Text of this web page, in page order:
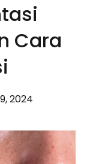
Cara
2024